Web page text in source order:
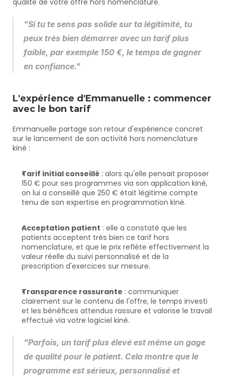
qualité de votre offre hors nomenclature.
"Si tu te sens pas solide sur ta légitimité, tu
peux très bien démarrer avec un tarif plus
faible, par exemple 150 €, le temps de gagner
en confiance."
L'expérience d'Emmanuelle : commencer
avec le bon tarif
Emmanuelle partage son retour d'expérience concret
sur le lancement de son activité hors nomenclature
kiné :
Tarif initial conseillé : alors qu'elle pensait proposer
150 € pour ses programmes via son application kiné,
on lui a conseillé que 250 € était légitime compte
tenu de son expertise en programmation kiné.
Acceptation patient : elle a constaté que les
patients acceptent très bien ce tarif hors
nomenclature, et que le prix reflète effectivement la
valeur réelle du suivi personnalisé et de la
prescription d'exercices sur mesure.
Transparence rassurante : communiquer
clairement sur le contenu de l'offre, le temps investi
et les bénéfices attendus rassure et valorise le travail
effectué via votre logiciel kiné.
"Parfois, un tarif plus élevé est même un gage
de qualité pour le patient. Cela montre que le
programme est sérieux, personnalisé et